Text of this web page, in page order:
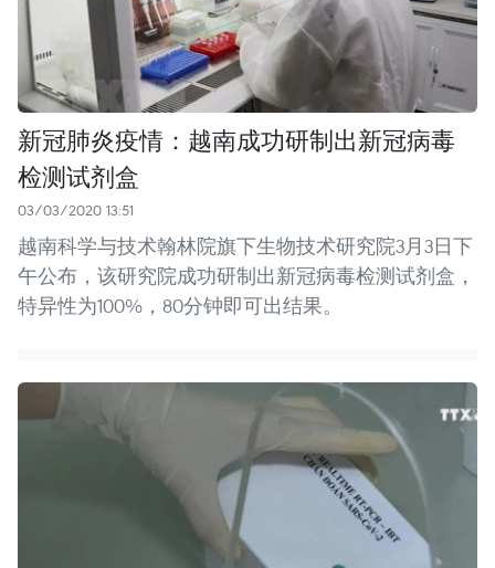
新冠肺炎疫情：越南成功研制出新冠病毒
检测试剂盒
03/03/2020 13:51
越南科学与技术翰林院旗下生物技术研究院3月3日下
午公布，该研究院成功研制出新冠病毒检测试剂盒，
特异性为100%，80分钟即可出结果。